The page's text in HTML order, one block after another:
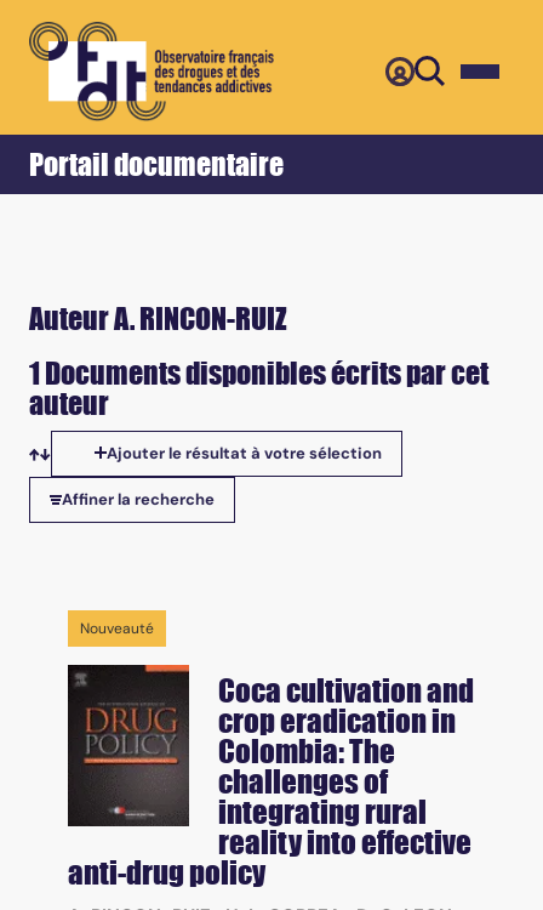
Portail documentaire
Accueil Retour
Auteur A. RINCON-RUIZ
1 Documents disponibles écrits par cet
auteur
Tris disponibles
Ajouter le résultat à votre sélection
Affiner la recherche
Nouveauté
Coca cultivation and
crop eradication in
Colombia: The
challenges of
integrating rural
reality into effective
anti-drug policy